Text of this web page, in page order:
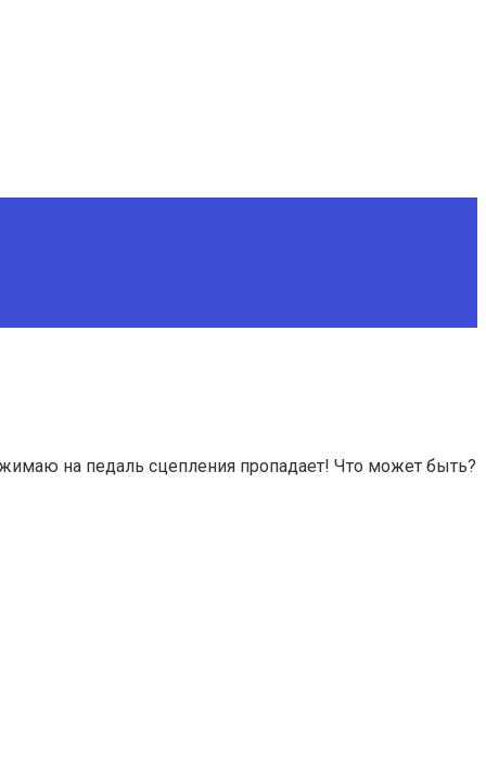
на педаль сцепления пропадает! Что может быть?